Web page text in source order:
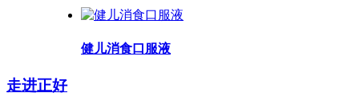
健儿消食口服液
走进正好